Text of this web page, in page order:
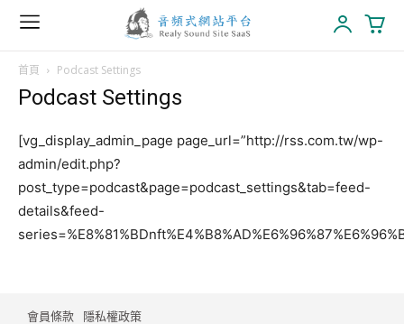
首頁 Podcast Settings
Podcast Settings
[vg_display_admin_page page_url=”http://rss.com.tw/wp-
admin/edit.php?
post_type=podcast&page=podcast_settings&tab=feed-
details&feed-
會員條款 隱私權政策